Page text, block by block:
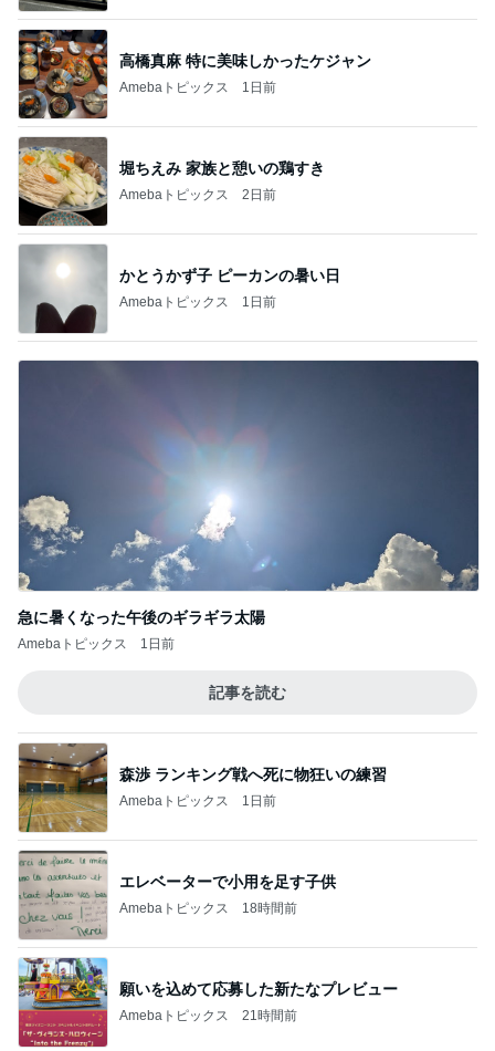
高橋真麻 特に美味しかったケジャン
Amebaトピックス 1日前
堀ちえみ 家族と憩いの鶏すき
Amebaトピックス 2日前
かとうかず子 ピーカンの暑い日
Amebaトピックス 1日前
急に暑くなった午後のギラギラ太陽
Amebaトピックス 1日前
記事を読む
森渉 ランキング戦へ死に物狂いの練習
Amebaトピックス 1日前
エレベーターで小用を足す子供
Amebaトピックス 18時間前
願いを込めて応募した新たなプレビュー
Amebaトピックス 21時間前